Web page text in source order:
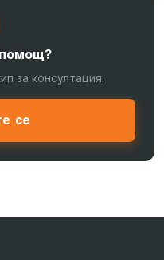
за консултация.
се